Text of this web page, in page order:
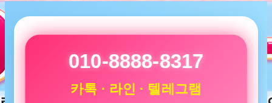
010-8888-8317
카톡 · 라인 · 텔레그램